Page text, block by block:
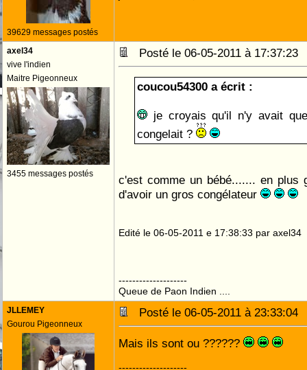
39629 messages postés
axel34
vive l'indien
Maitre Pigeonneux
3455 messages postés
Posté le 06-05-2011 à
coucou54300 a écrit :
je croyais qu'il n'y avait
congelait ?
c'est comme un bébé....... en plus
d'avoir un gros congélateur
Edité le 06-05-2011 e 17:38:33 par axel34
--------------------
Queue de Paon Indien ....
JLLEMEY
Gourou Pigeonneux
Posté le 06-05-2011 à
Mais ils sont ou ??????
--------------------